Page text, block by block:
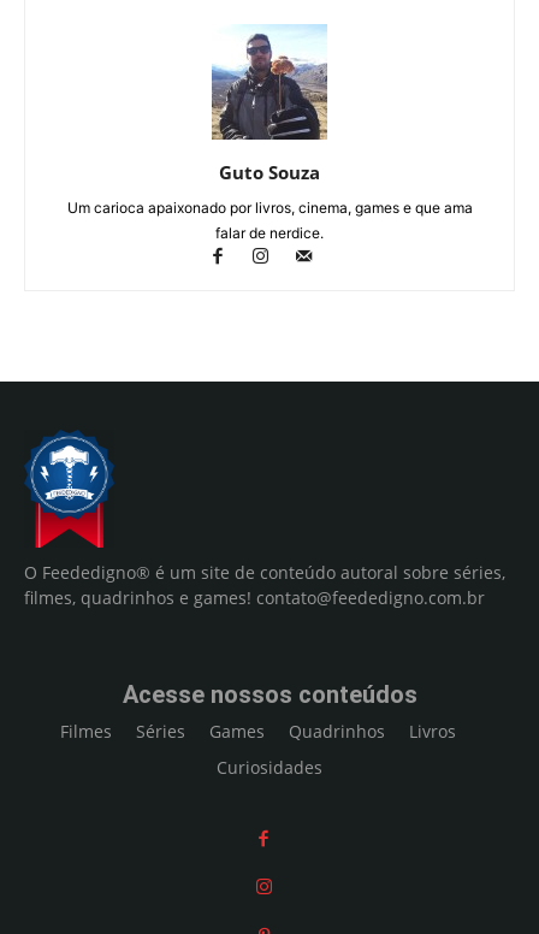
Guto Souza
Um carioca apaixonado por livros, cinema, games e que ama
falar de nerdice.
O Feededigno® é um site de conteúdo autoral sobre séries,
filmes, quadrinhos e games! contato@feededigno.com.br
Acesse nossos conteúdos
Filmes Séries Games Quadrinhos
Livros
Curiosidades